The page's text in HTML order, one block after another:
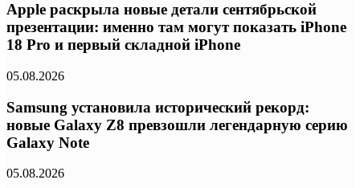
Apple раскрыла новые детали сентябрьской
презентации: именно там могут показать iPhone
18 Pro и первый складной iPhone
05.08.2026
Samsung установила исторический рекорд:
новые Galaxy Z8 превзошли легендарную серию
Galaxy Note
05.08.2026